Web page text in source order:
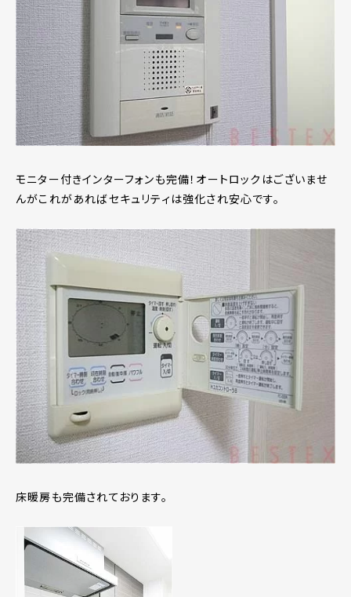
モニター付きインターフォンも完備！オートロックはございませ
んがこれがあればセキュリティは強化され安心です。
床暖房も完備されております。